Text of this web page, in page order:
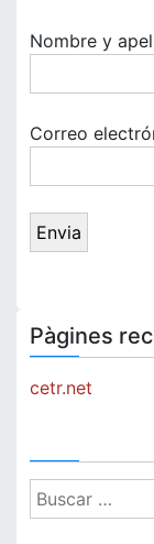
Nombre y
Correo
Pàgines
cetr.net
Buscar: